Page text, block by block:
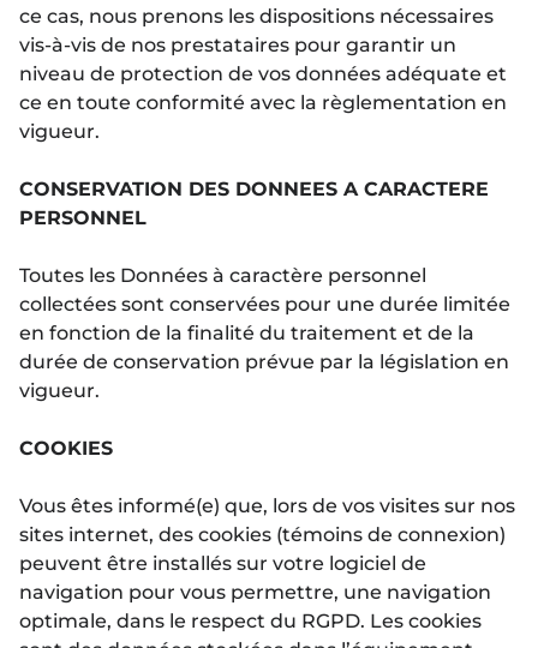
ce cas, nous prenons les dispositions nécessaires
vis-à-vis de nos prestataires pour garantir un
niveau de protection de vos données adéquate et
ce en toute conformité avec la règlementation en
vigueur.
CONSERVATION DES DONNEES A CARACTERE
PERSONNEL
Toutes les Données à caractère personnel
collectées sont conservées pour une durée limitée
en fonction de la finalité du traitement et de la
durée de conservation prévue par la législation en
vigueur.
COOKIES
Vous êtes informé(e) que, lors de vos visites sur nos
sites internet, des cookies (témoins de connexion)
peuvent être installés sur votre logiciel de
navigation pour vous permettre, une navigation
optimale, dans le respect du RGPD. Les cookies